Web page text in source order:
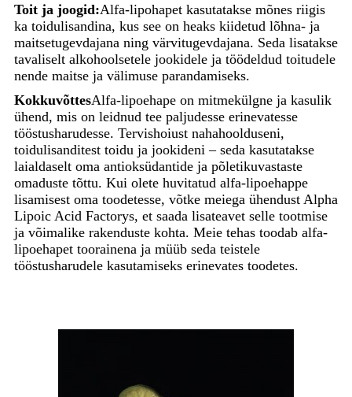
Toit ja joogid:Alfa-lipohapet kasutatakse mõnes riigis
ka toidulisandina, kus see on heaks kiidetud lõhna- ja
maitsetugevdajana ning värvitugevdajana. Seda lisatakse
tavaliselt alkohoolsetele jookidele ja töödeldud toitudele
nende maitse ja välimuse parandamiseks.
KokkuvõttesAlfa-lipoehape on mitmekülgne ja kasulik
ühend, mis on leidnud tee paljudesse erinevatesse
tööstusharudesse. Tervishoiust nahahoolduseni,
toidulisanditest toidu ja jookideni – seda kasutatakse
laialdaselt oma antioksüdantide ja põletikuvastaste
omaduste tõttu. Kui olete huvitatud alfa-lipoehappe
lisamisest oma toodetesse, võtke meiega ühendust Alpha
Lipoic Acid Factorys, et saada lisateavet selle tootmise
ja võimalike rakenduste kohta. Meie tehas toodab alfa-
lipoehapet toorainena ja müüb seda teistele
tööstusharudele kasutamiseks erinevates toodetes.